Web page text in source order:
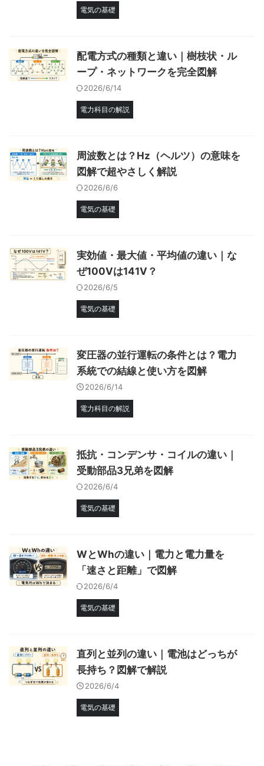
電気の基礎
配電方式の種類と違い｜樹枝状・ル
ープ・ネットワークを完全図解
2026/6/14
電力科目の解説
周波数とは？Hz（ヘルツ）の意味を
図解で超やさしく解説
2026/6/6
電気の基礎
実効値・最大値・平均値の違い｜な
ぜ100Vは141V？
2026/6/5
電気の基礎
変圧器の並行運転の条件とは？電力
系統での結線と使い方を図解
2026/6/14
電力科目の解説
抵抗・コンデンサ・コイルの違い｜
受動部品3兄弟を図解
2026/6/4
電気の基礎
WとWhの違い｜電力と電力量を
「速さと距離」で図解
2026/6/4
電気の基礎
直列と並列の違い｜電池はどっちが
長持ち？図解で解説
2026/6/4
電気の基礎